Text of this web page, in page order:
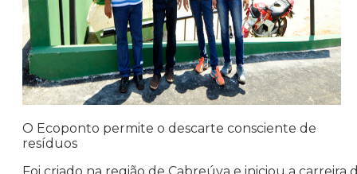
O Ecoponto permite o descarte consciente de
resíduos